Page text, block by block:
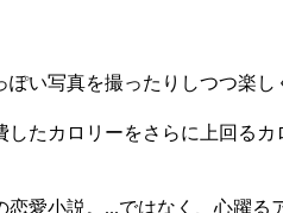
い写真を撮ったりしつつ楽し
たカロリーをさらに上回るカ
愛小説。...ではなく、心躍る